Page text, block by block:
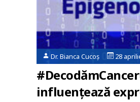
Dr. Bianca Cucoș 28
influențează